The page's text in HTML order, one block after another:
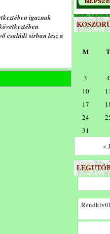
igaznak
családi sírban lesz a
M T
3
4
10
17
24
31
<